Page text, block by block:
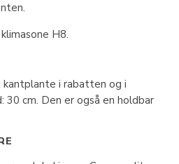
H8.
kantplante i rabatten og i
30 cm. Den er også en holdbar